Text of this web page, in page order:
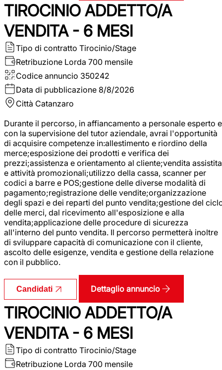
TIROCINIO ADDETTO/A
VENDITA - 6 MESI
Tipo di contratto Tirocinio/Stage
Retribuzione Lorda 700 mensile
Codice annuncio 350242
Data di pubblicazione 8/8/2026
Città Catanzaro
Durante il percorso, in affiancamento a personale esperto e
con la supervisione del tutor aziendale, avrai l'opportunità
di acquisire competenze in:allestimento e riordino della
merce;esposizione dei prodotti e verifica dei
prezzi;assistenza e orientamento al cliente;vendita assistita
e attività promozionali;utilizzo della cassa, scanner per
codici a barre e POS;gestione delle diverse modalità di
pagamento;registrazione delle vendite;organizzazione
degli spazi e dei reparti del punto vendita;gestione del
delle merci, dal ricevimento all'esposizione e alla
vendita;applicazione delle procedure di sicurezza
all'interno del punto vendita. Il percorso permetterà inoltre
di sviluppare capacità di comunicazione con il cliente,
ascolto delle esigenze, vendita e gestione della relazione
con il pubblico.
Candidati Dettaglio annuncio
TIROCINIO ADDETTO/A
VENDITA - 6 MESI
Tipo di contratto Tirocinio/Stage
Retribuzione Lorda 700 mensile